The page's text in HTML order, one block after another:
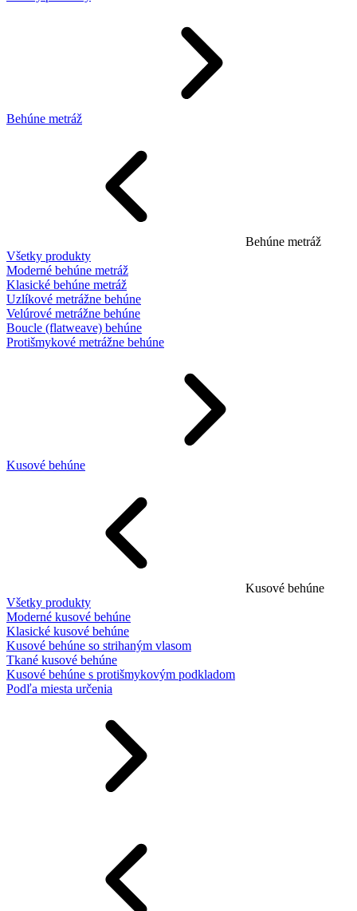
Behúne metráž
Behúne metráž
Všetky produkty
Moderné behúne metráž
Klasické behúne metráž
Uzlíkové metrážne behúne
Velúrové metrážne behúne
Boucle (flatweave) behúne
Protišmykové metrážne behúne
Kusové behúne
Kusové behúne
Všetky produkty
Moderné kusové behúne
Klasické kusové behúne
Kusové behúne so strihaným vlasom
Tkané kusové behúne
Kusové behúne s protišmykovým podkladom
Podľa miesta určenia